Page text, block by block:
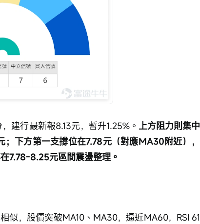
建行最新報8.13元，暫升1.25%。 上方阻力則集中
下方第一支撐位在7.78元（對應MA30附近），
7.78-8.25元區間震盪整理。
似，股價突破MA10、MA30，逼近MA60，RSI 61